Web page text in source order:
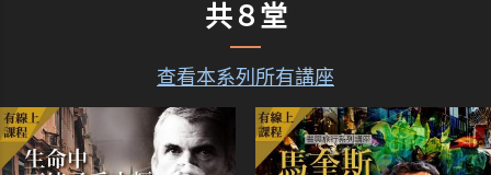
共８堂
查看本系列所有講座